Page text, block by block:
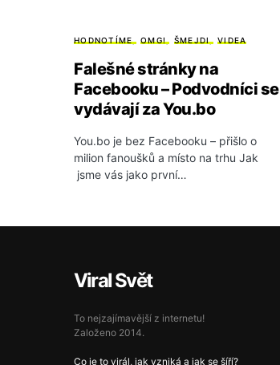
HODNOTÍME OMG! ŠMEJDI VIDEA
Falešné stránky na
Facebooku – Podvodníci se
vydávají za You.bo
You.bo je bez Facebooku – přišlo o
milion fanoušků a místo na trhu Jak
jsme vás jako první…
Viral Svět
To nejzajímavější z internetu!
Založeno 2014.
Co je to virál, jak vzniká a jak se šíří?